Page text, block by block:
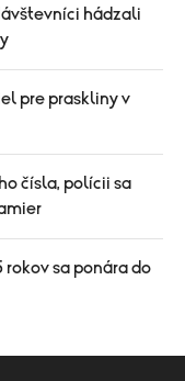
hádzali
pre praskliny v
čísla, polícii sa
rokov sa ponára do